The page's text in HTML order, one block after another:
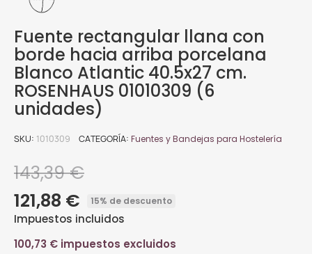
Fuente rectangular llana con
borde hacia arriba porcelana
Blanco Atlantic 40.5x27 cm.
ROSENHAUS 01010309 (6
unidades)
SKU 1010309 CATEGORÍA Fuentes y Bandejas para Hostelería
143,39 €
121,88 €
15% de descuento
Impuestos incluidos
100,73 € impuestos excluidos